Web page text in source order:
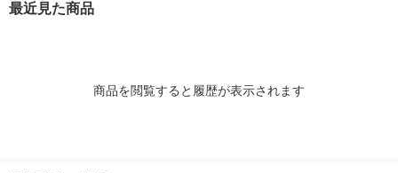
最近見た商品
商品を閲覧すると履歴が表示されます